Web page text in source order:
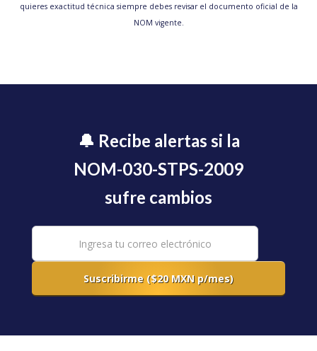
quieres exactitud técnica siempre debes revisar el documento oficial de la
NOM vigente.
🔔 Recibe alertas si la
NOM-030-STPS-2009
sufre cambios